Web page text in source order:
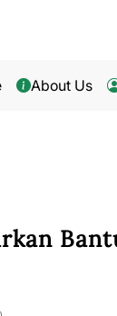
About Us